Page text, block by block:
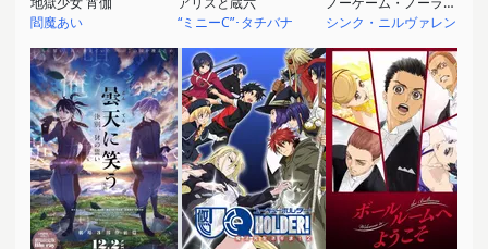
閻魔あい
“ミニーC”･タチバナ
シンク・ニルヴァレン